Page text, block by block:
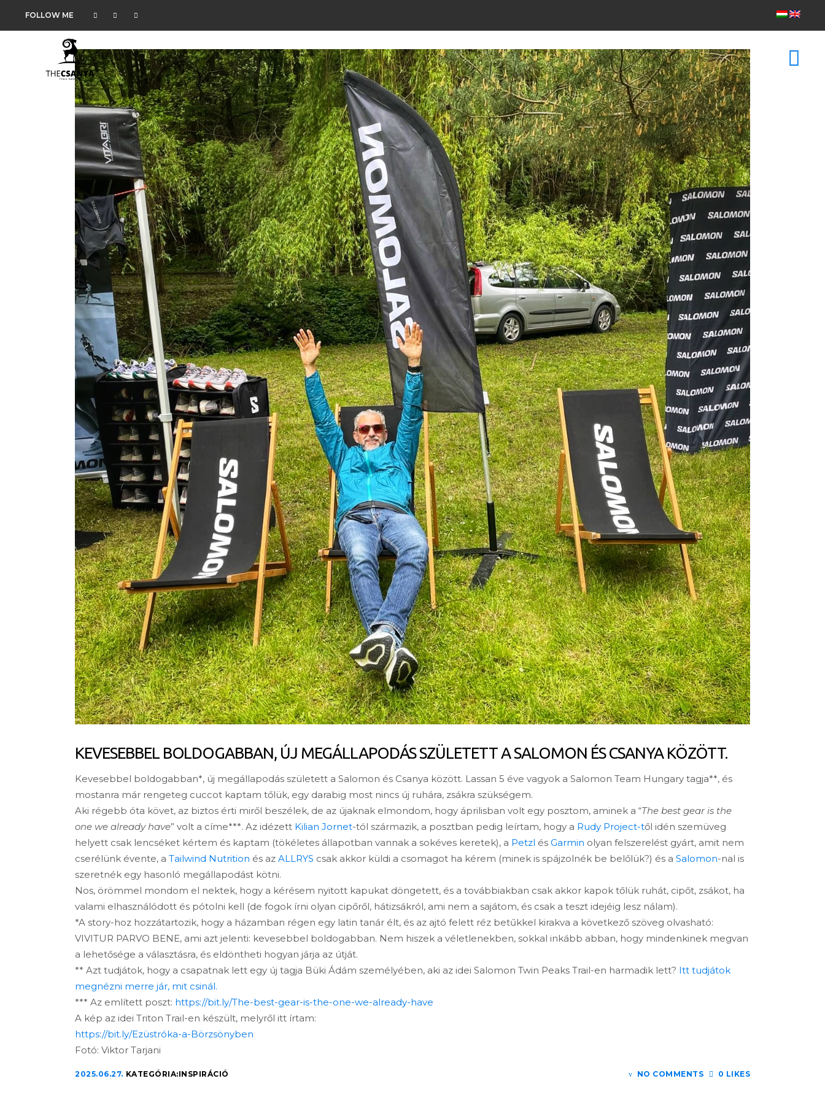
FOLLOW ME
KEVESEBBEL BOLDOGABBAN, ÚJ MEGÁLLAPODÁS SZÜLETETT A SALOMON ÉS CSANYA KÖZÖTT.
Kevesebbel boldogabban*, új megállapodás született a Salomon és Csanya között. Lassan 5 éve vagyok a Salomon Team Hungary tagja**, és
mostanra már rengeteg cuccot kaptam tőlük, egy darabig most nincs új ruhára, zsákra szükségem.
Aki régebb óta követ, az biztos érti miről beszélek, de az újaknak elmondom, hogy áprilisban volt egy posztom, aminek a “The best gear is the
one we already have” volt a címe***. Az idézett Kilian Jornet-tól származik, a posztban pedig leírtam, hogy a Rudy Project-től idén szemüveg
helyett csak lencséket kértem és kaptam (tökéletes állapotban vannak a sokéves keretek), a Petzl és Garmin olyan felszerelést gyárt, amit nem
cserélünk évente, a Tailwind Nutrition és az ALLRYS csak akkor küldi a csomagot ha kérem (minek is spájzolnék be belőlük?) és a Salomon-nal is
szeretnék egy hasonló megállapodást kötni.
Nos, örömmel mondom el nektek, hogy a kérésem nyitott kapukat döngetett, és a továbbiakban csak akkor kapok tőlük ruhát, cipőt, zsákot, ha
valami elhasználódott és pótolni kell (de fogok írni olyan cipőről, hátizsákról, ami nem a sajátom, és csak a teszt idejéig lesz nálam).
*A story-hoz hozzátartozik, hogy a házamban régen egy latin tanár élt, és az ajtó felett réz betűkkel kirakva a következő szöveg olvasható:
VIVITUR PARVO BENE, ami azt jelenti: kevesebbel boldogabban. Nem hiszek a véletlenekben, sokkal inkább abban, hogy mindenkinek megvan
a lehetősége a választásra, és eldöntheti hogyan járja az útját.
** Azt tudjátok, hogy a csapatnak lett egy új tagja Büki Ádám személyében, aki az idei Salomon Twin Peaks Trail-en harmadik lett? Itt tudjátok
megnézni merre jár, mit csinál.
*** Az említett poszt: https://bit.ly/The-best-gear-is-the-one-we-already-have
A kép az idei Triton Trail-en készült, melyről itt írtam:
https://bit.ly/Ezüstróka-a-Börzsönyben
Fotó: Viktor Tarjani
2025.06.27. KATEGÓRIA:INSPIRÁCIÓ NO COMMENTS 0 LIKES